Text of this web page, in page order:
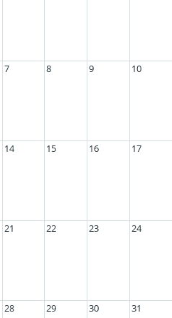
7 8 9 10
14 15 16 17
21 22 23 24
28 29 30 31